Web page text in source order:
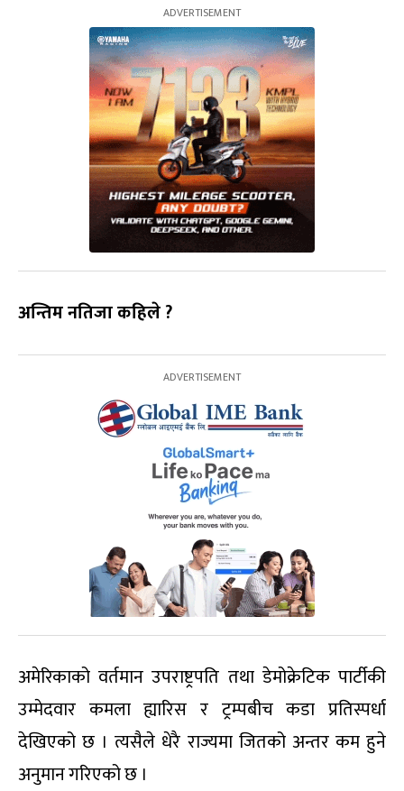
अन्तिम नतिजा कहिले ?
अमेरिकाको वर्तमान उपराष्ट्रपति तथा डेमोक्रेटिक पार्टीकी
उम्मेदवार कमला ह्यारिस र ट्रम्पबीच कडा प्रतिस्पर्धा
देखिएको छ । त्यसैले धेरै राज्यमा जितको अन्तर कम हुने
अनुमान गरिएको छ ।